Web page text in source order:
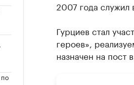
2007 года служил
Гурциев стал
героев»,
назначен на пост